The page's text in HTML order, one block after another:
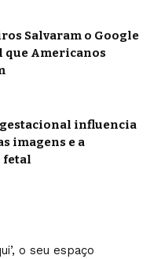
Salvaram o Google
que Americanos
gestacional influencia
imagens e a
fetal
o seu espaço